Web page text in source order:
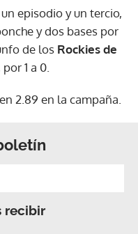
episodio y un tercio,
y dos bases por
de los Rockies de
por 1 a 0.
en 2.89 en la campaña.
recibir